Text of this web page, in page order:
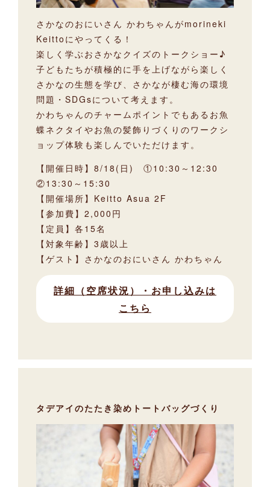
さかなのおにいさん かわちゃんがmorineki
Keittoにやってくる！
楽しく学ぶおさかなクイズのトークショー♪
子どもたちが積極的に手を上げながら楽しく
さかなの生態を学び、さかなが棲む海の環境
問題・SDGsについて考えます。
かわちゃんのチャームポイントでもあるお魚
蝶ネクタイやお魚の髪飾りづくりのワークシ
ョップ体験も楽しんでいただけます。
【開催日時】8/18(日) ①10:30～12:30
②13:30～15:30
【開催場所】Keitto Asua 2F
【参加費】2,000円
【定員】各15名
【対象年齢】3歳以上
【ゲスト】さかなのおにいさん かわちゃん
詳細（空席状況）・お申し込みは
こちら
タデアイのたたき染めトートバッグづくり